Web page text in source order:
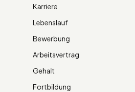
Karriere
Lebenslauf
Bewerbung
Arbeitsvertrag
Gehalt
Fortbildung